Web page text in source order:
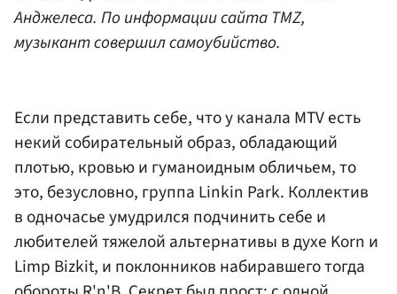
Анджелеса. По информации сайта TMZ,
музыкант совершил самоубийство.
Если представить себе, что у канала MTV есть
некий собирательный образ, обладающий
плотью, кровью и гуманоидным обличьем, то
это, безусловно, группа Linkin Park. Коллектив
в одночасье умудрился подчинить себе и
любителей тяжелой альтернативы в духе Korn и
Limp Bizkit, и поклонников набиравшего тогда